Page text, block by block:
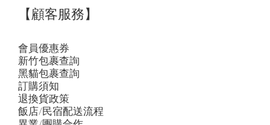
【顧客服務】
會員優惠券
新竹包裹查詢
黑貓包裹查詢
訂購須知
退換貨政策
飯店/民宿配送流程